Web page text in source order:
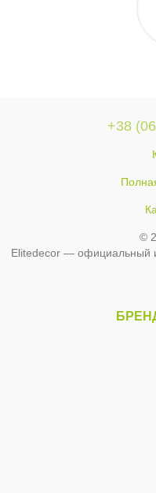
+38
©
Elitedecor — официальный